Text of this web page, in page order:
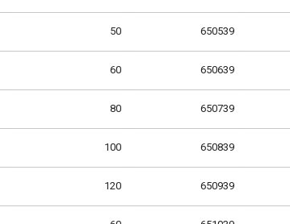
50 650539
60 650639
80 650739
100 650839
120 650939